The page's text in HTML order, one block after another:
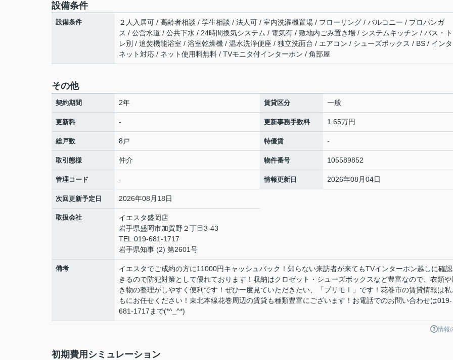
設備条件
設備条件
２人入居可 / 高齢者相談 / 学生相談 / 法人可 / 室内洗濯機置場 / フローリング / バルコニー / プロパンガ
ス / 公営水道 / 公共下水 / 24時間換気システム / 電気有 / 敷地内ごみ置き場 / システムキッチン / バス・
レ別 / 追焚機能浴室 / 浴室乾燥機 / 温水洗浄便座 / 独立洗面台 / エアコン / シューズボックス / BS / イン
ネット対応 / ネット使用料無料 / TVモニタ付インターホン / 角部屋
その他
契約期間 2年 賃貸区分 一般
更新料 - 更新事務手数料 1.65万円
総戸数 8戸 特優賃 -
取引態様 仲介 物件番号 105589852
管理コード - 情報更新日 2026年08月04日
次回更新予定日 2026年08月18日
取扱会社
イエスタ盛岡店
岩手県盛岡市加賀野２丁目3-43
TEL:019-681-1717
岩手県知事 (2) 第2601号
備考
イエスタでご成約の方に11000円キャッシュバック！知らない来訪者が来てもTVインターホン越しに確
きるので防犯対策として優れております！収納はクロゼット・シューズボックスなど豊富なので、衣類や
き物の整理がしやすく便利です！ぜひ一度見ていただきたい、「プリモⅠ」です！花巻市の賃貸情報は私
もにお任せください！東北本線花巻周辺の賃貸も種類豊富にございます！お電話でのお問い合わせは019-
681-1717まで(*^_^*)
情報
初期費用シミュレーション